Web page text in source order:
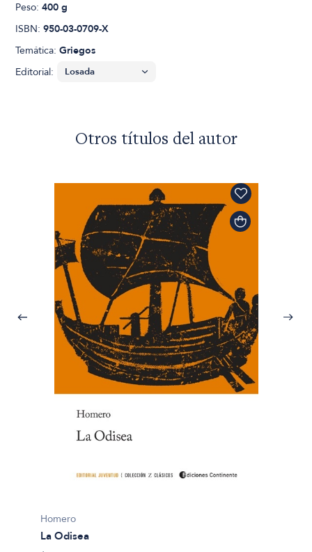
Peso:400 g
ISBN:950-03-0709-X
Temática:Griegos
Editorial:
Otros títulos del autor
Homero
La Odisea